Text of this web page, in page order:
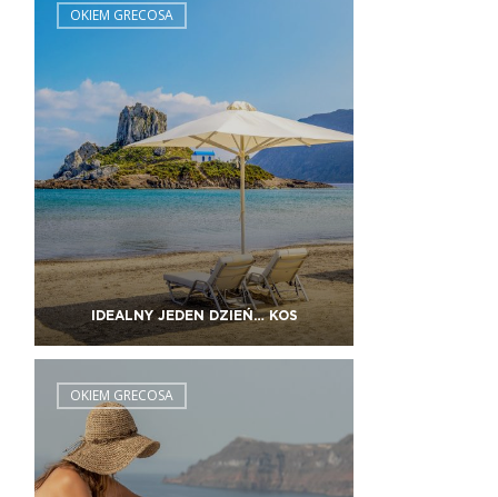
OKIEM GRECOSA
IDEALNY JEDEN DZIEŃ… KOS
OKIEM GRECOSA